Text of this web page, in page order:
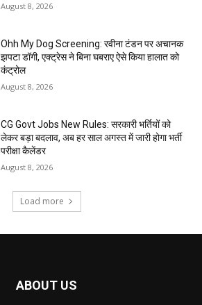
August 8, 2026
Ohh My Dog Screening: रवीना टंडन पर अचानक
झपटा डॉगी, एक्ट्रेस ने बिना घबराए ऐसे किया हालात को
कंट्रोल
August 8, 2026
CG Govt Jobs New Rules: सरकारी भर्तियों को
लेकर बड़ा बदलाव, अब हर साल अगस्त में जारी होगा भर्ती
परीक्षा कैलेंडर
August 8, 2026
Load more
ABOUT US